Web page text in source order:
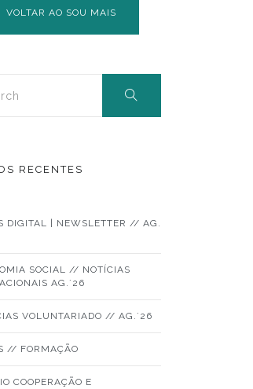
VOLTAR AO SOU MAIS
RECENTES
DIGITAL | NEWSLETTER // AG.
SOCIAL // NOTÍCIAS
AG.´26
VOLUNTARIADO // AG.´26
// FORMAÇÃO
COOPERAÇÃO E